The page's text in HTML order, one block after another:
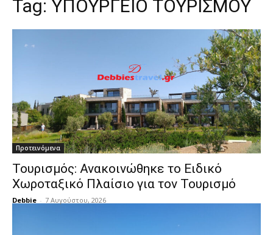
Tag: ΥΠΟΥΡΓΕΙΟ ΤΟΥΡΙΣΜΟΥ
Προτεινόμενα
Τουρισμός: Ανακοινώθηκε το Ειδικό
Χωροταξικό Πλαίσιο για τον Τουρισμό
Debbie - 7 Αυγούστου, 2026